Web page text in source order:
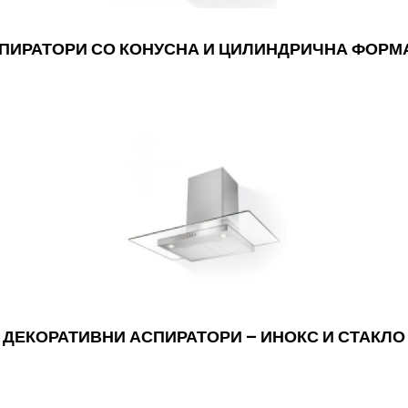
СО КОНУСНА И ЦИЛИНДРИЧНА
ДЕКОРАТИВНИ АСПИРАТОРИ – ИНОКС И СТАКЛО